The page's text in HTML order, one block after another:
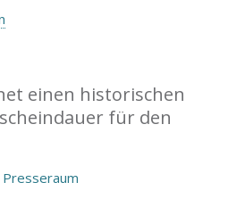
einen historischen
für den
Presseraum